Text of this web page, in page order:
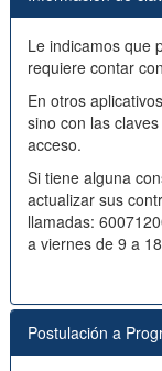
Le indicamos que
requiere contar con
En otros
sino con las
acceso.
Si tiene alguna
actualizar sus
llamadas:
a viernes de 9 a
Postulación a